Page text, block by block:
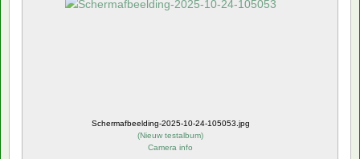
Schermafbeelding-2025-10-24-105053.jpg
(Nieuw testalbum)
Camera info